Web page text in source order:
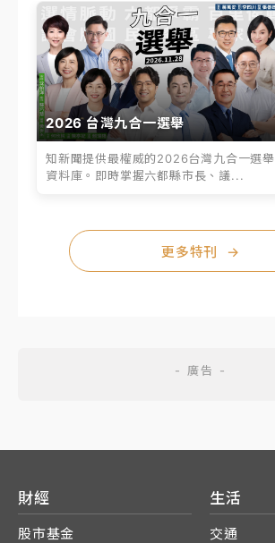
2026 台灣九合一選舉
知新聞提供最權威的2026台灣九合一選舉
資料庫。即時掌握六都縣市長、議...
更多特刊 →
財經
股市基金
生活
交通